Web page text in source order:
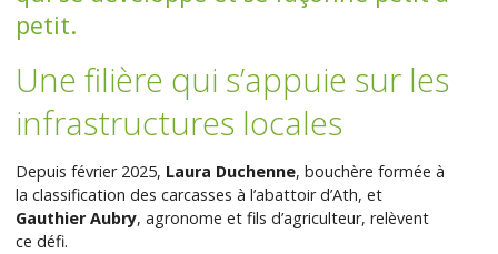
petit.
Une filière qui s’appuie sur les
infrastructures locales
Depuis février 2025, Laura Duchenne, bouchère formée à
la classification des carcasses à l’abattoir d’Ath, et
Gauthier Aubry, agronome et fils d’agriculteur, relèvent
ce défi.